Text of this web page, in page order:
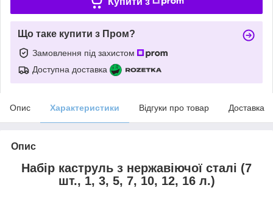
Що таке купити з Пром?
Замовлення під захистом
Доступна доставка
Опис Характеристики Відгуки про товар Доставка
Опис
Набір каструль з нержавіючої сталі (7
шт., 1, 3, 5, 7, 10, 12, 16 л.)